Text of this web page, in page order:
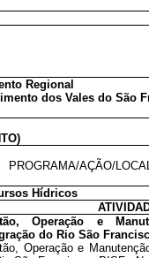
Regional
dos Vales do São
PROGRAMA/AÇÃO/
Hídricos
Operação e
do Rio São
Operação e